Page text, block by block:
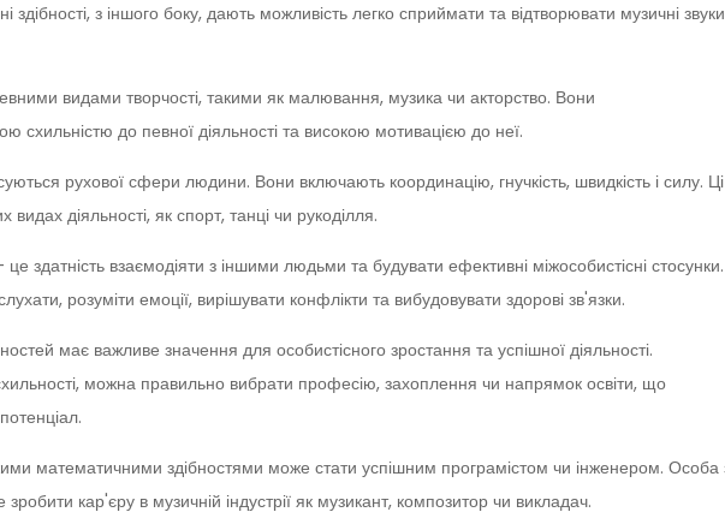
здібності, з іншого боку, дають можливість легко сприймати та відтворювати музичні звуки
видами творчості, такими як малювання, музика чи акторство. Вони
схильністю до певної діяльності та високою мотивацією до неї.
рухової сфери людини. Вони включають координацію, гнучкість, швидкість і силу. Ці
діяльності, як спорт, танці чи рукоділля.
здатність взаємодіяти з іншими людьми та будувати ефективні міжособистісні стосунки.
розуміти емоції, вирішувати конфлікти та вибудовувати здорові зв'язки.
має важливе значення для особистісного зростання та успішної діяльності.
можна правильно вибрати професію, захоплення чи напрямок освіти, що
математичними здібностями може стати успішним програмістом чи інженером. Особа
кар'єру в музичній індустрії як музикант, композитор чи викладач.